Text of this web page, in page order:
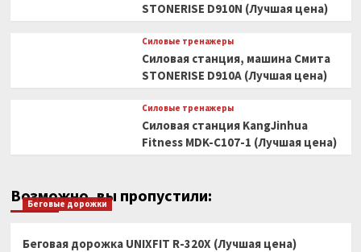
STONERISE D910N (Лучшая цена)
Силовые тренажеры
Силовая станция, машина Смита
STONERISE D910A (Лучшая цена)
Силовые тренажеры
Силовая станция KangJinhua
Fitness MDK-C107-1 (Лучшая цена)
Возможно, вы пропустили:
Беговые дорожки
Беговая дорожка UNIXFIT R-320X (Лучшая цена)